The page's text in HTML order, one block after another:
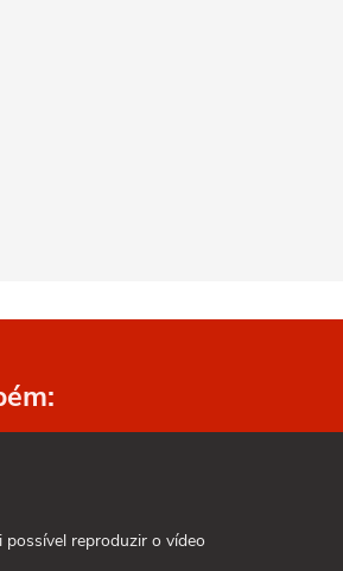
possível reproduzir o vídeo